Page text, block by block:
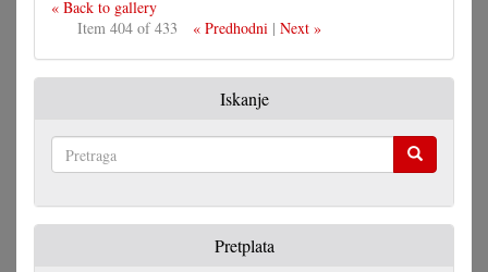
« Back to gallery
Item 404 of 433
« Predhodni| Next »
Iskanje
Pretplata